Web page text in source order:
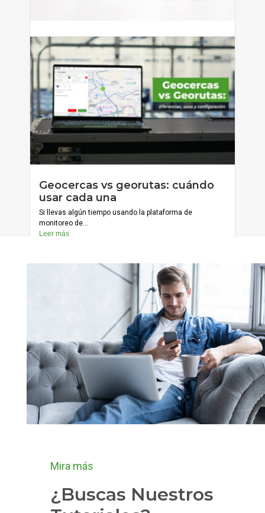
Cómo reducir errores de captura
con formularios condicionales
Si tienes personal que captura información en campo —
ya sean...
Leer más
julio 20, 2026
Geocercas vs georutas: cuándo
usar cada una
Si llevas algún tiempo usando la plataforma de
monitoreo de...
Leer más
Cargar más
Mira más
¿Buscas Nuestros